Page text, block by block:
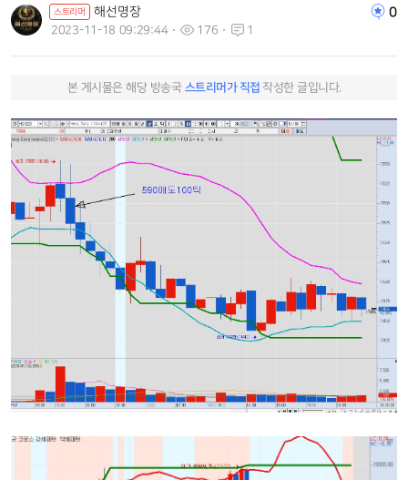
스트리머 해선명장 0
2023-11-18 09:29:44 176 1
본 게시물은 해당 방송국 스트리머가 직접 작성한 글입니다.